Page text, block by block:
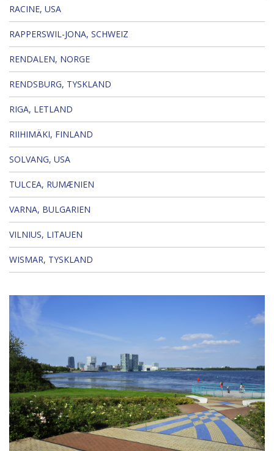
RACINE, USA
RAPPERSWIL-JONA, SCHWEIZ
RENDALEN, NORGE
RENDSBURG, TYSKLAND
RIGA, LETLAND
RIIHIMÄKI, FINLAND
SOLVANG, USA
TULCEA, RUMÆNIEN
VARNA, BULGARIEN
VILNIUS, LITAUEN
WISMAR, TYSKLAND